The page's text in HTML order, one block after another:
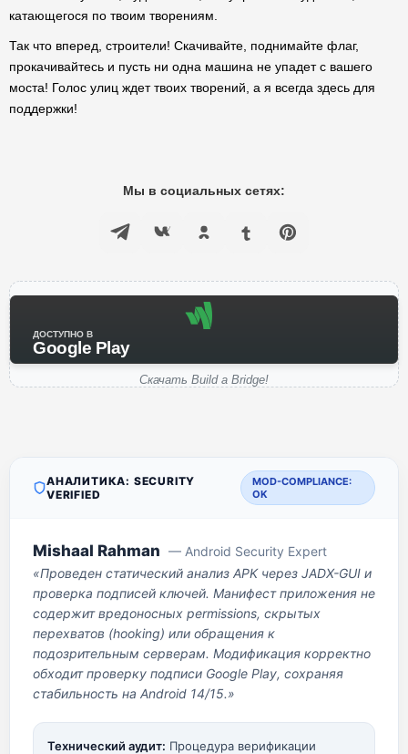
катающегося по твоим творениям.
Так что вперед, строители! Скачивайте, поднимайте флаг,
прокачивайтесь и пусть ни одна машина не упадет с вашего
моста! Голос улиц ждет твоих творений, а я всегда здесь для
поддержки!
Мы в социальных сетях:
ДОСТУПНО В
Google Play
Скачать Build a Bridge!
АНАЛИТИКА: SECURITY
VERIFIED
MOD-COMPLIANCE:
OK
Mishaal Rahman — Android Security Expert
«Проведен статический анализ APK через JADX-GUI и
проверка подписей ключей. Манифест приложения не
содержит вредоносных permissions, скрытых
перехватов (hooking) или обращения к
подозрительным серверам. Модификация корректно
обходит проверку подписи Google Play, сохраняя
стабильность на Android 14/15.»
Технический аудит: Процедура верификации